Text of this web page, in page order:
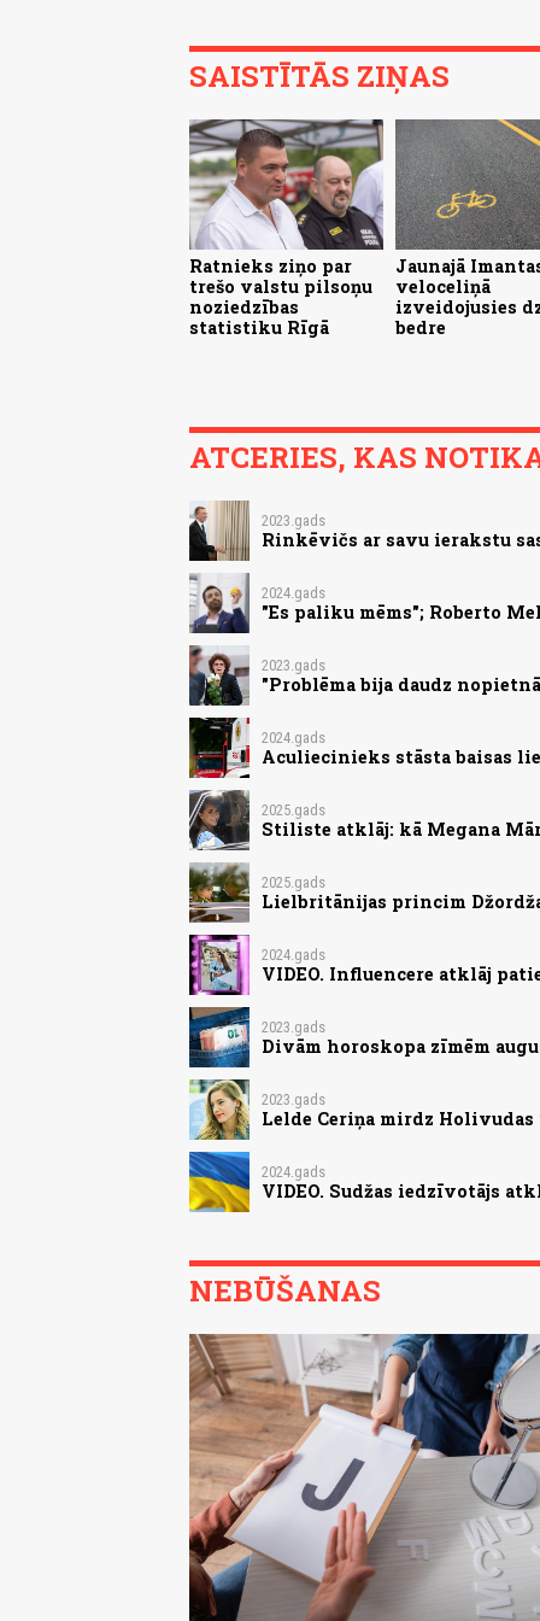
SAISTĪTĀS ZIŅAS
Ratnieks ziņo par
trešo valstu pilsoņu
noziedzības
statistiku Rīgā
Jaunajā
veloceliņā
izveidojusies
bedre
ATCERIES, KAS
2023.gads
Rinkēvičs ar savu ierakstu
2024.gads
"Es paliku mēms"; Roberto
2023.gads
"Problēma bija daudz
2024.gads
Aculiecinieks stāsta baisas
2025.gads
Stiliste atklāj: kā Megana
2025.gads
Lielbritānijas princim
2024.gads
VIDEO. Influencere atklāj
2023.gads
Divām horoskopa zīmēm
2023.gads
Lelde Ceriņa mirdz
2024.gads
VIDEO. Sudžas iedzīvotājs
NEBŪŠANAS